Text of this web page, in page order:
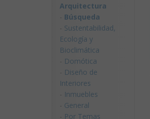
Arquitectura
- Búsqueda
- Sustentabilidad,
Ecologí­a y
Bioclimática
- Domótica
- Diseño de
Interiores
- Inmuebles
- General
- Por Temas